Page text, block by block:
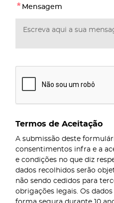
* Mensagem
Termos de Aceitação
A submissão deste
consentimentos infra e a
e condições no que diz
dados recolhidos serão
não sendo cedidos para
obrigações legais. Os